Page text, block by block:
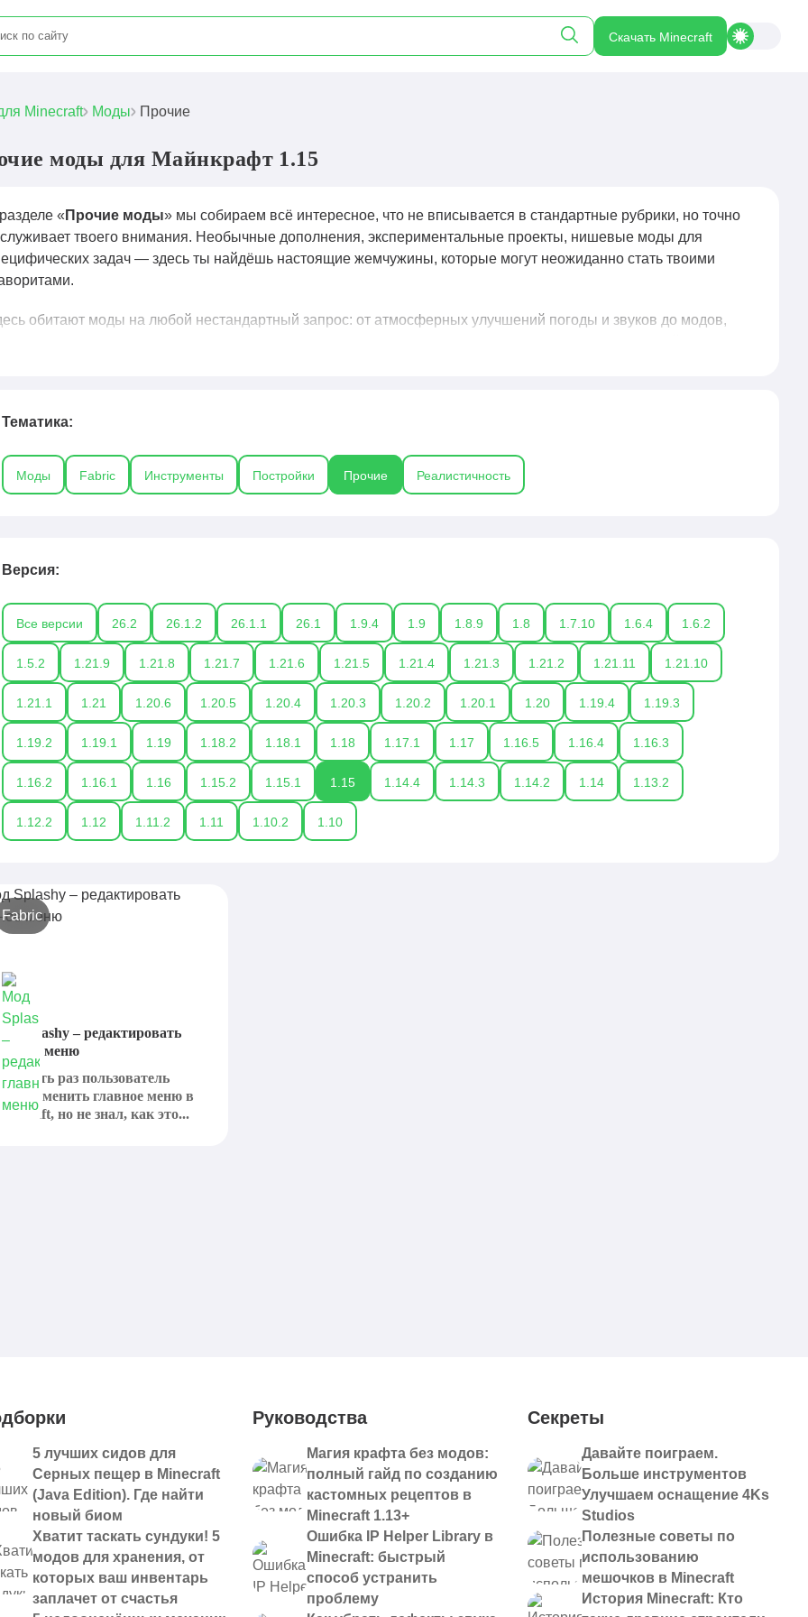
Скачать Minecraft
Minecraft Моды Прочие
моды для Майнкрафт 1.15
« Прочие моды» мы собираем всё интересное, что не вписывается в стандартные рубрики, но точно
твоего внимания. Необычные дополнения, экспериментальные проекты, нишевые моды для
задач — здесь ты найдёшь настоящие жемчужины, которые могут неожиданно стать твоими
обитают моды на любой нестандартный запрос: от атмосферных улучшений погоды и звуков до модов,
Тематика:
Моды Fabric Инструменты Постройки Прочие Реалистичность
Версия:
Все версии 26.2 26.1.2 26.1.1 26.1 1.9.4 1.9 1.8.9 1.8 1.7.10 1.6.4 1.6.2
1.5.2 1.21.9 1.21.8 1.21.7 1.21.6 1.21.5 1.21.4 1.21.3 1.21.2 1.21.11 1.21.10
1.21.1 1.21 1.20.6 1.20.5 1.20.4 1.20.3 1.20.2 1.20.1 1.20 1.19.4 1.19.3
1.19.2 1.19.1 1.19 1.18.2 1.18.1 1.18 1.17.1 1.17 1.16.5 1.16.4 1.16.3
1.16.2 1.16.1 1.16 1.15.2 1.15.1 1.15 1.14.4 1.14.3 1.14.2 1.14 1.13.2
1.12.2 1.12 1.11.2 1.11 1.10.2 1.10
Fabric
Splashy – редактировать
меню
хоть раз пользователь
изменить главное меню в
но не знал, как это...
5 лучших сидов для
Серных пещер в Minecraft
(Java Edition). Где найти
новый биом
Хватит таскать сундуки! 5
модов для хранения, от
которых ваш инвентарь
заплачет от счастья
Руководства
Магия крафта без модов:
полный гайд по созданию
кастомных рецептов в
Minecraft 1.13+
Ошибка IP Helper Library в
Minecraft: быстрый
способ устранить
проблему
Секреты
Давайте поиграем.
Больше инструментов
Улучшаем оснащение 4Ks
Studios
Полезные советы по
использованию
мешочков в Minecraft
История Minecraft: Кто